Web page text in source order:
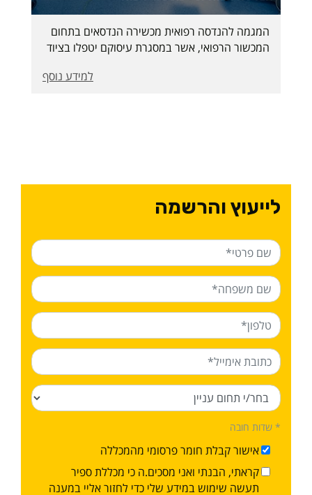
המגמה להנדסה רפואית מכשירה הנדסאים בתחום
המכשור הרפואי, אשר במסגרת עיסוקם יטפלו בציוד
טכנולוגיות העוסקות בפיתוח והרכבת מכשור רפואי
למידע נוסף
לייעוץ והרשמה
* שדות חובה
אישור קבלת חומר פרסומי מהמכללה
קראתי, הבנתי ואני מסכים.ה כי מכללת ספיר
תעשה שימוש במידע שלי כדי לחזור אליי במענה